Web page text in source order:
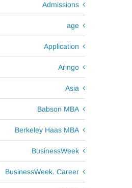
Admissions
age
Application
Aringo
Asia
Babson MBA
Berkeley Haas MBA
BusinessWeek
BusinessWeek. Career